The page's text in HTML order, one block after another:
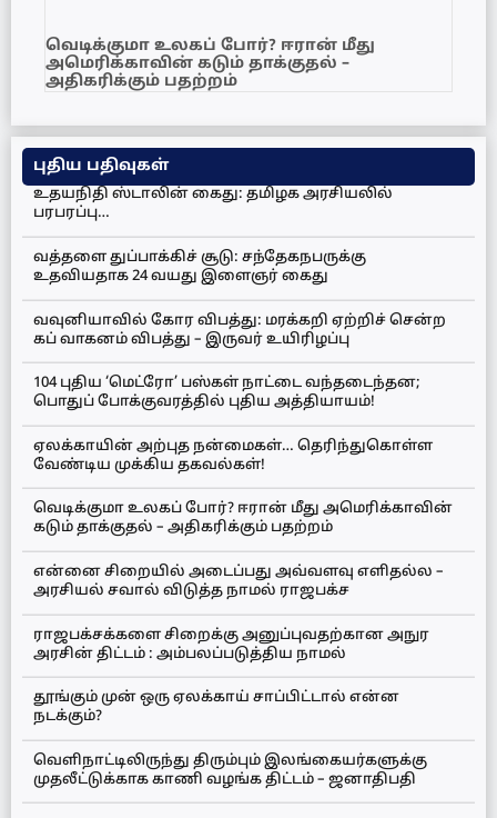
வெடிக்குமா உலகப் போர்? ஈரான் மீது
அமெரிக்காவின் கடும் தாக்குதல் –
அதிகரிக்கும் பதற்றம்
புதிய பதிவுகள்
உதயநிதி ஸ்டாலின் கைது: தமிழக அரசியலில்
பரபரப்பு…
வத்தளை துப்பாக்கிச் சூடு: சந்தேகநபருக்கு
உதவியதாக 24 வயது இளைஞர் கைது
வவுனியாவில் கோர விபத்து: மரக்கறி ஏற்றிச் சென்ற
கப் வாகனம் விபத்து – இருவர் உயிரிழப்பு
104 புதிய ‘மெட்ரோ’ பஸ்கள் நாட்டை வந்தடைந்தன;
பொதுப் போக்குவரத்தில் புதிய அத்தியாயம்!
ஏலக்காயின் அற்புத நன்மைகள்… தெரிந்துகொள்ள
வேண்டிய முக்கிய தகவல்கள்!
வெடிக்குமா உலகப் போர்? ஈரான் மீது அமெரிக்காவின்
கடும் தாக்குதல் – அதிகரிக்கும் பதற்றம்
என்னை சிறையில் அடைப்பது அவ்வளவு எளிதல்ல –
அரசியல் சவால் விடுத்த நாமல் ராஜபக்ச
ராஜபக்சக்களை சிறைக்கு அனுப்புவதற்கான அநுர
அரசின் திட்டம் : அம்பலப்படுத்திய நாமல்
தூங்கும் முன் ஒரு ஏலக்காய் சாப்பிட்டால் என்ன
நடக்கும்?
வெளிநாட்டிலிருந்து திரும்பும் இலங்கையர்களுக்கு
முதலீட்டுக்காக காணி வழங்க திட்டம் – ஜனாதிபதி